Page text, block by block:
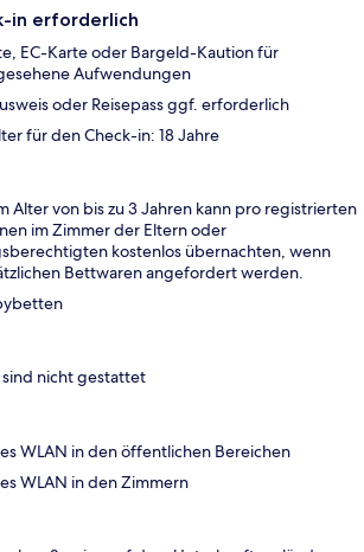
in erforderlich
EC-Karte oder Bargeld-Kaution für
Aufwendungen
oder Reisepass ggf. erforderlich
für den Check-in: 18 Jahre
Alter von bis zu 3 Jahren kann pro registrierten
im Zimmer der Eltern oder
kostenlos übernachten, wenn
Bettwaren angefordert werden.
sind nicht gestattet
WLAN in den öffentlichen Bereichen
WLAN in den Zimmern